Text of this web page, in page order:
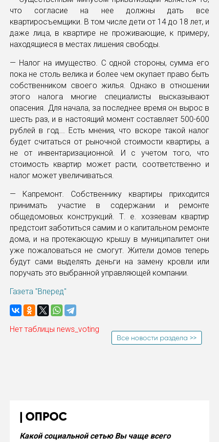
что согласие на нее должны дать все
квартиросъемщики. В том числе дети от 14 до 18 лет, и
даже лица, в квартире не проживающие, к примеру,
находящиеся в местах лишения свободы.
— Налог на имущество. С одной стороны, сумма его
пока не столь велика и более чем окупает право быть
собственником своего жилья. Однако в отношении
этого налога многие специалисты высказывают
опасения. Для начала, за последнее время он вырос в
шесть раз, и в настоящий момент составляет 500-600
рублей в год... Есть мнения, что вскоре такой налог
будет считаться от рыночной стоимости квартиры, а
не от инвентаризационной. И с учетом того, что
стоимость квартир может расти, соответственно и
налог может увеличиваться.
— Капремонт. Собственнику квартиры приходится
принимать участие в содержании и ремонте
общедомовых конструкций. Т. е. хозяевам квартир
предстоит заботиться самим и о капитальном ремонте
дома, и на протекающую крышу в муниципалитет они
уже пожаловаться не смогут. Жители домов теперь
будут сами выделять деньги на замену кровли или
поручать это выбранной управляющей компании.
Газета "Вперед"
Нет таблицы news_voting
Все новости раздела >>
ОПРОС
Какой социальной сетью Вы чаще всего